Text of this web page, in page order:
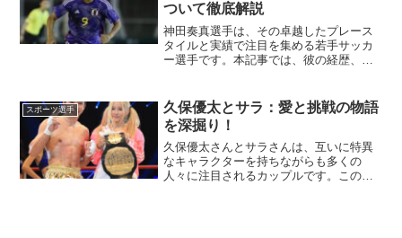
ついて徹底解説
神田奏真選手は、その卓越したプレース
タイルと実績で注目を集める若手サッカ
ー選手です。本記事では、彼の経歴、兄
は？神田奏真（かんだ そうま）選手は、
2005年12月29日...
スポーツ選手
久保優太とサラ：愛と挑戦の物語
を深掘り！
久保優太さんとサラさんは、互いに特異
なキャラクターを持ちながらも多くの
人々に注目されるカップルです。この記